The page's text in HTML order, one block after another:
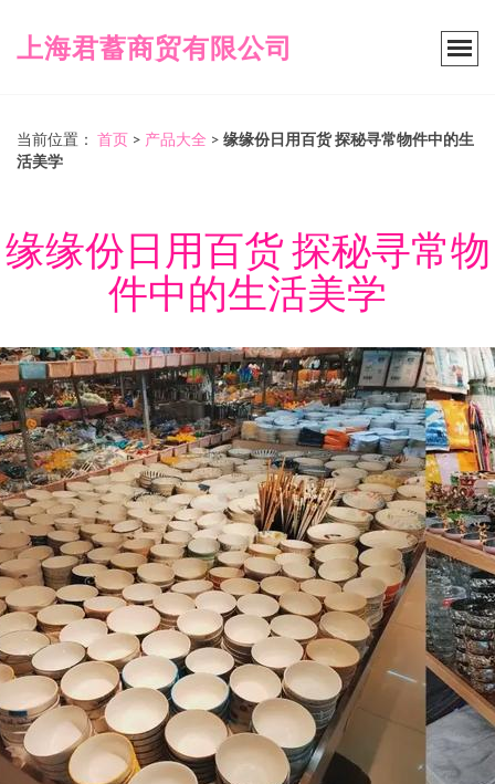
上海君蓄商贸有限公司
当前位置： 首页 > 产品大全 > 缘缘份日用百货 探秘寻常物件中的生
活美学
缘缘份日用百货 探秘寻常物
件中的生活美学